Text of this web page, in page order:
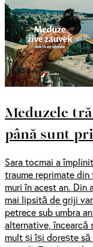
Meduzele
până sunt
Sara tocmai a
traume reprimate
muri în acest an. Din
mai lipsită de griji
petrece sub umbra
alternative, încearcă
mult și își dorește